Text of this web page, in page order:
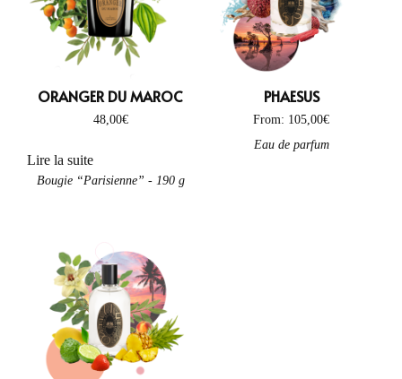
liquoreux(1)
lumineux
noir(2)
poudre
(3)
romantique
rose(4)
sec(2)
sel(2)
ORANGER DU MAROC
48,00€
Lire la suite
Bougie “Parisienne” - 190 g
PHAESUS
From: 105,00€
This product has multiple
Eau de parfum